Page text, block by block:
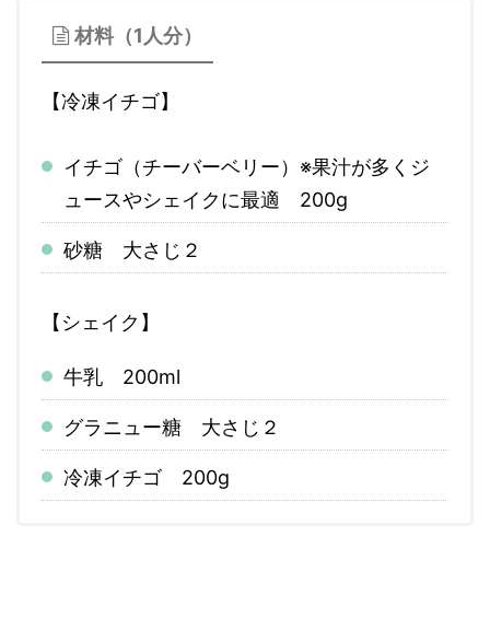
材料（1人分）
【冷凍イチゴ】
イチゴ（チーバーベリー）※果汁が多くジ
ュースやシェイクに最適 200g
砂糖 大さじ２
【シェイク】
牛乳 200ml
グラニュー糖 大さじ２
冷凍イチゴ 200g